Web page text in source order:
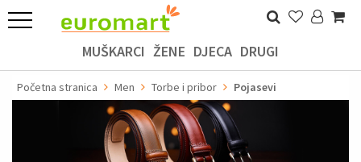
MUŠKARCI ŽENE DJECA DRUGI
Početna stranica Men Torbe i pribor Pojasevi